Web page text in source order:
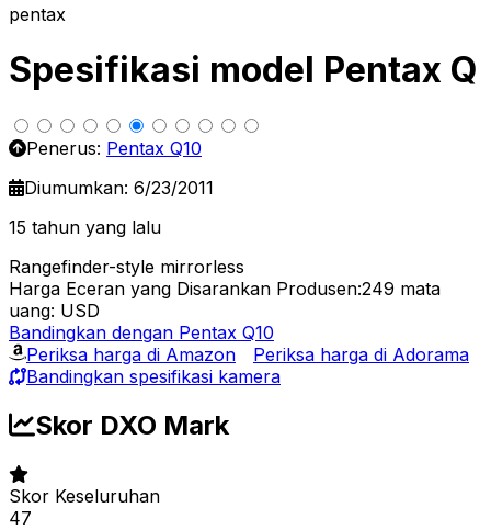
pentax
Spesifikasi model Pentax Q
Penerus: Pentax Q10
Diumumkan: 6/23/2011
15 tahun yang lalu
Rangefinder-style mirrorless
Harga Eceran yang Disarankan Produsen:249 mata
uang: USD
Bandingkan dengan Pentax Q10
Periksa harga di Amazon
Periksa harga di Adorama
Bandingkan spesifikasi kamera
Skor DXO Mark
Skor Keseluruhan
47